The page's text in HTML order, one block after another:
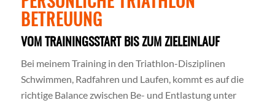
BETREUUNG
VOM TRAININGSSTART BIS ZUM ZIELEINLAUF
Bei meinem Training in den Triathlon-Disziplinen
Schwimmen, Radfahren und Laufen, kommt es auf die
richtige Balance zwischen Be- und Entlastung unter